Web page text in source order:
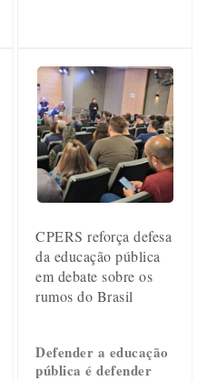
CPERS reforça defesa
da educação pública
em debate sobre os
rumos do Brasil
Defender a educação
pública é defender